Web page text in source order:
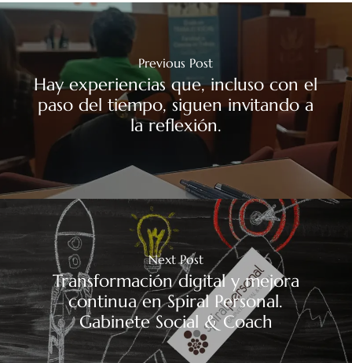
Previous Post
Hay experiencias que, incluso con el
paso del tiempo, siguen invitando a
la reflexión.
Next Post
Transformación digital y mejora
continua en Spiral Personal.
Gabinete Social & Coach